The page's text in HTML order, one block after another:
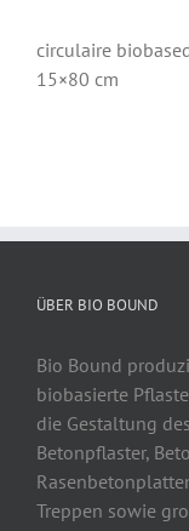
circulaire
15×80 cm
ÜBER BIO BOUND
Bio Bound
biobasierte
die Gestaltung
Betonpflaster,
Treppen sowie